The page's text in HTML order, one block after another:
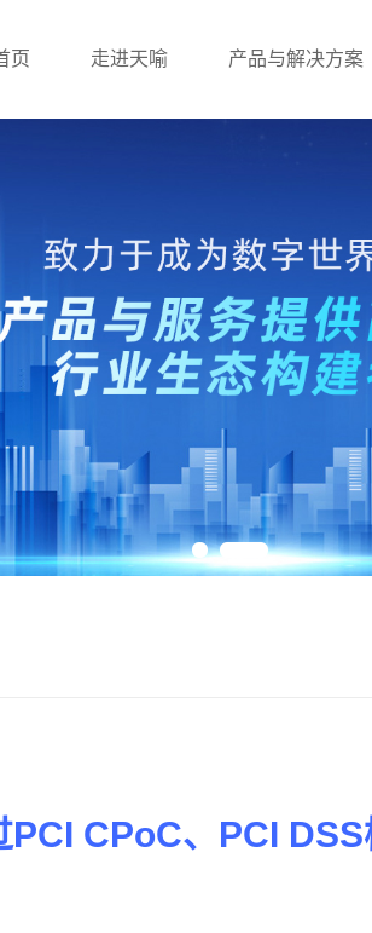
页 走进天喻 产品与解决方案
CPoC、PCI